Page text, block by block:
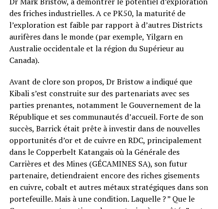
des friches industrielles. A ce PK50, la maturité de
l’exploration est faible par rapport à d’autres Districts
aurifères dans le monde (par exemple, Yilgarn en
Australie occidentale et la région du Supérieur au
Canada).
Avant de clore son propos, Dr Bristow a indiqué que
Kibali s’est construite sur des partenariats avec ses
parties prenantes, notamment le Gouvernement de la
République et ses communautés d’accueil. Forte de son
succès, Barrick était prête à investir dans de nouvelles
opportunités d’or et de cuivre en RDC, principalement
dans le Copperbelt Katangais où la Générale des
Carrières et des Mines (GÉCAMINES SA), son futur
partenaire, detiendraient encore des riches gisements
en cuivre, cobalt et autres métaux stratégiques dans son
portefeuille. Mais à une condition. Laquelle ? ” Que le